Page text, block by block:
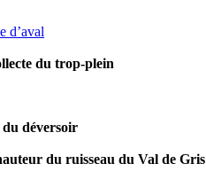
d’aval
du trop-plein
déversoir
du ruisseau du Val de Gris